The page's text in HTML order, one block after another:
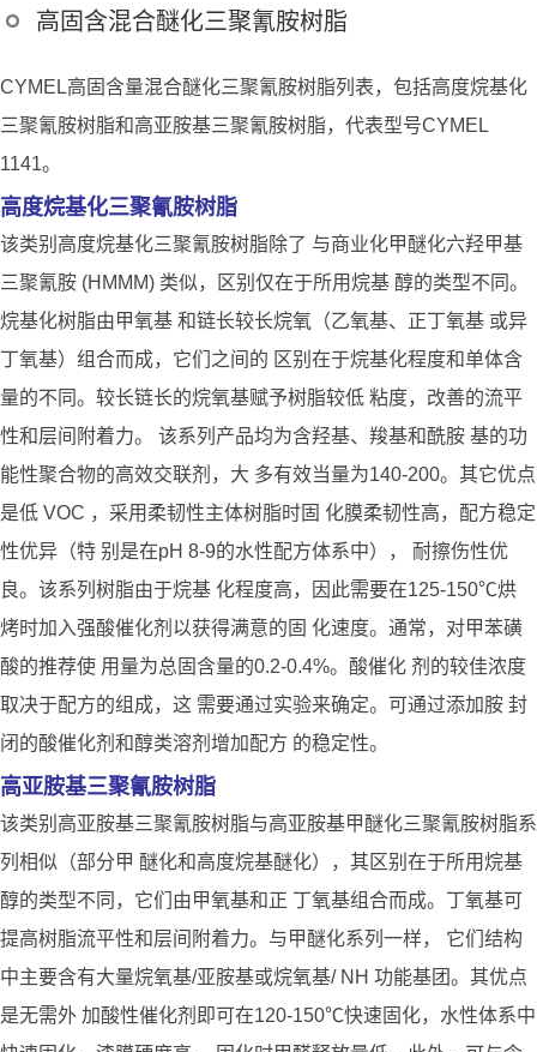
高固含混合醚化三聚氰胺树脂
CYMEL高固含量混合醚化三聚氰胺树脂列表，包括高度烷基化
三聚氰胺树脂和高亚胺基三聚氰胺树脂，代表型号CYMEL
1141。
高度烷基化三聚氰胺树脂
该类别高度烷基化三聚氰胺树脂除了 与商业化甲醚化六羟甲基
三聚氰胺 (HMMM) 类似，区别仅在于所用烷基 醇的类型不同。
烷基化树脂由甲氧基 和链长较长烷氧（乙氧基、正丁氧基 或异
丁氧基）组合而成，它们之间的 区别在于烷基化程度和单体含
量的不同。较长链长的烷氧基赋予树脂较低 粘度，改善的流平
性和层间附着力。 该系列产品均为含羟基、羧基和酰胺 基的功
能性聚合物的高效交联剂，大 多有效当量为140-200。其它优点
是低 VOC ，采用柔韧性主体树脂时固 化膜柔韧性高，配方稳定
性优异（特 别是在pH 8-9的水性配方体系中）， 耐擦伤性优
良。该系列树脂由于烷基 化程度高，因此需要在125-150℃烘
烤时加入强酸催化剂以获得满意的固 化速度。通常，对甲苯磺
酸的推荐使 用量为总固含量的0.2-0.4%。酸催化 剂的较佳浓度
取决于配方的组成，这 需要通过实验来确定。可通过添加胺 封
闭的酸催化剂和醇类溶剂增加配方 的稳定性。
高亚胺基三聚氰胺树脂
该类别高亚胺基三聚氰胺树脂与高亚胺基甲醚化三聚氰胺树脂系
列相似（部分甲 醚化和高度烷基醚化），其区别在于所用烷基
醇的类型不同，它们由甲氧基和正 丁氧基组合而成。丁氧基可
提高树脂流平性和层间附着力。与甲醚化系列一样， 它们结构
中主要含有大量烷氧基/亚胺基或烷氧基/ NH 功能基团。其优点
是无需外 加酸性催化剂即可在120-150℃快速固化，水性体系中